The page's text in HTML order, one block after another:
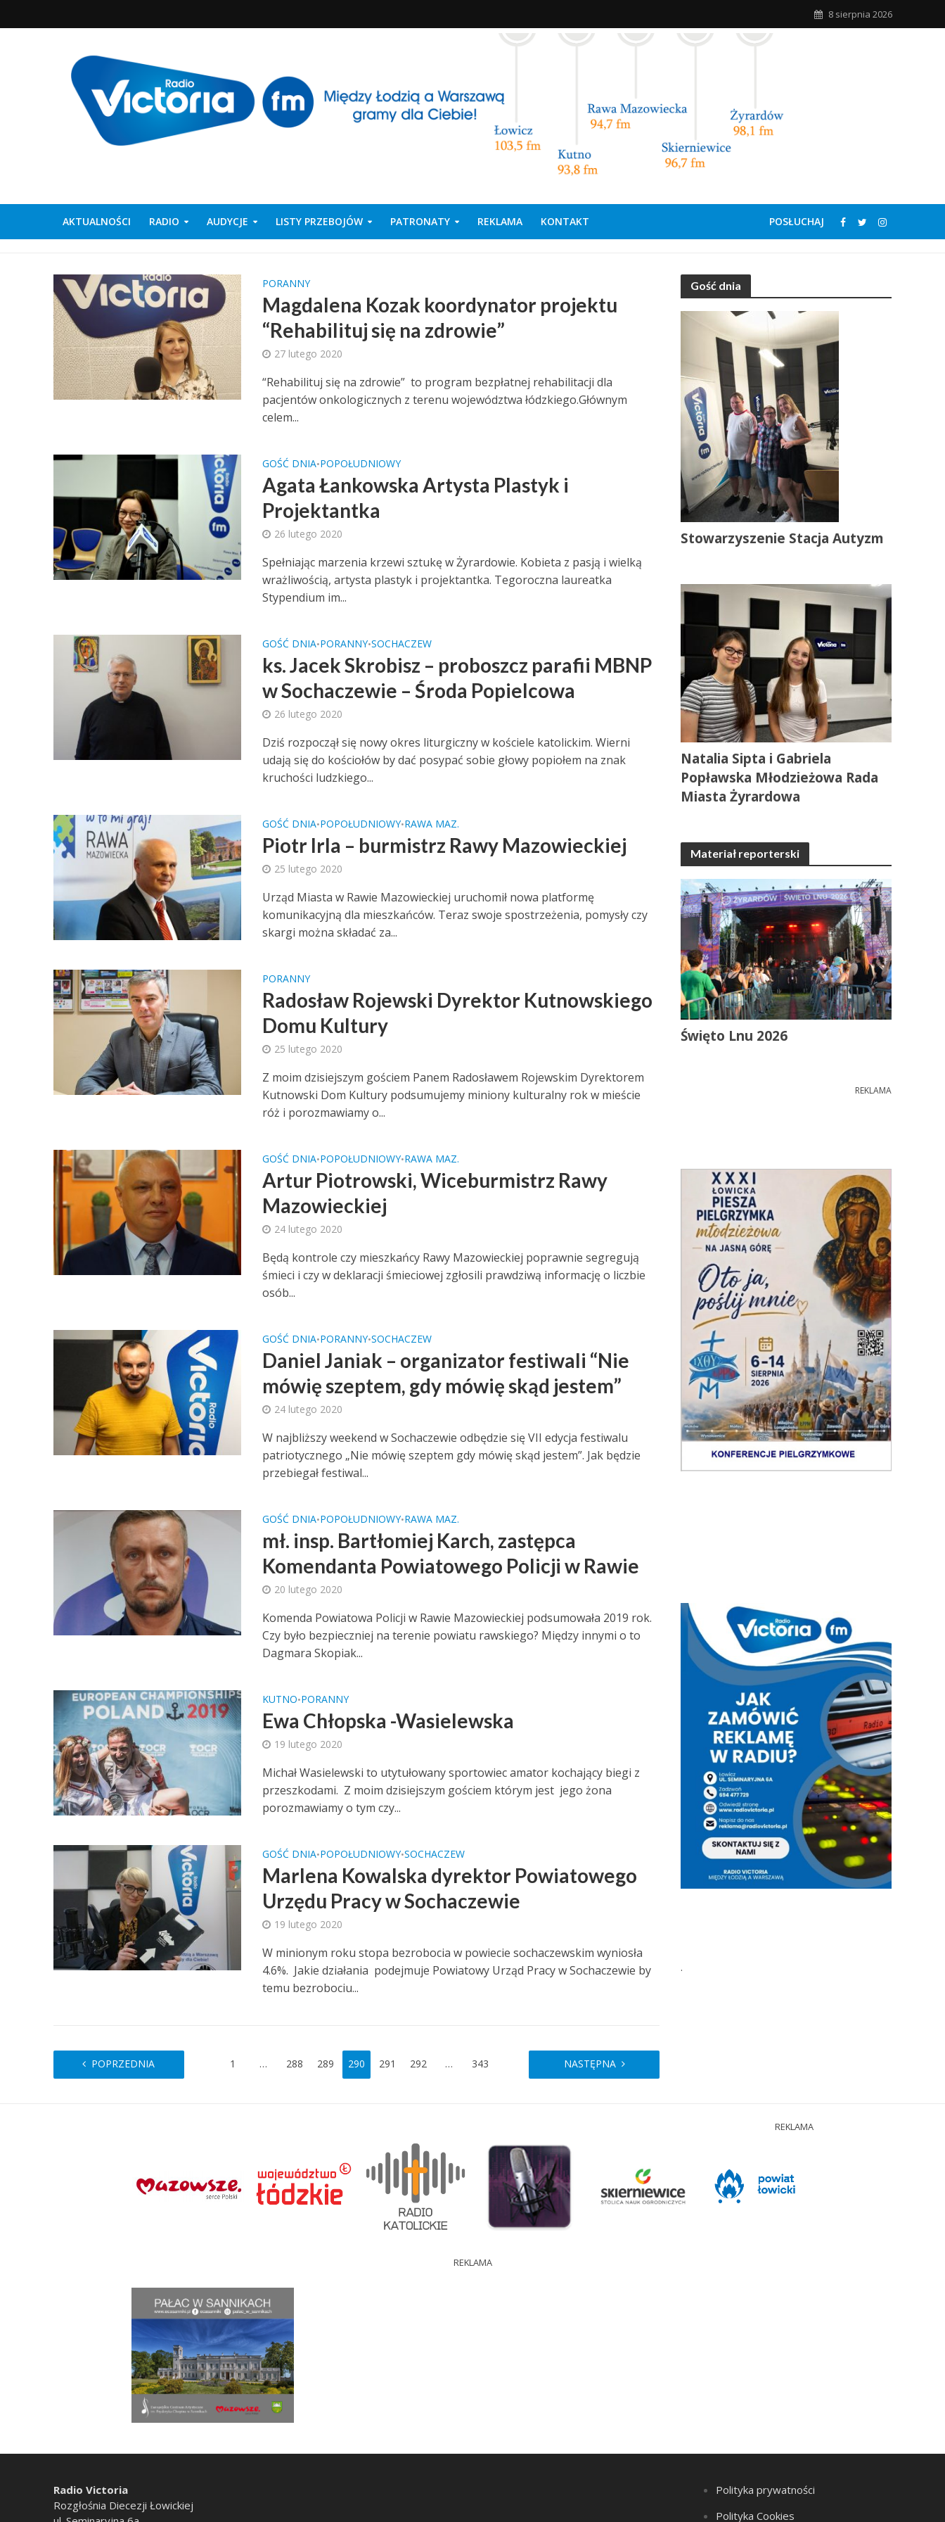
8 sierpnia 2026
AKTUALNOŚCI RADIO AUDYCJE LISTY PRZEBOJÓW PATRONATY REKLAMA KONTAKT POSŁUCHAJ
PORANNY
Magdalena Kozak koordynator projektu
“Rehabilituj się na zdrowie”
27 lutego 2020
“Rehabilituj się na zdrowie” to program bezpłatnej rehabilitacji dla
pacjentów onkologicznych z terenu województwa łódzkiego.Głównym
celem...
GOŚĆ DNIA•POPOŁUDNIOWY
Agata Łankowska Artysta Plastyk i
Projektantka
26 lutego 2020
Spełniając marzenia krzewi sztukę w Żyrardowie. Kobieta z pasją i wielką
wrażliwością, artysta plastyk i projektantka. Tegoroczna laureatka
Stypendium im...
GOŚĆ DNIA•PORANNY•SOCHACZEW
ks. Jacek Skrobisz – proboszcz parafii MBNP
w Sochaczewie – Środa Popielcowa
26 lutego 2020
Dziś rozpoczął się nowy okres liturgiczny w kościele katolickim. Wierni
udają się do kościołów by dać posypać sobie głowy popiołem na znak
kruchości ludzkiego...
GOŚĆ DNIA•POPOŁUDNIOWY•RAWA MAZ.
Piotr Irla – burmistrz Rawy Mazowieckiej
25 lutego 2020
Urząd Miasta w Rawie Mazowieckiej uruchomił nowa platformę
komunikacyjną dla mieszkańców. Teraz swoje spostrzeżenia, pomysły czy
skargi można składać za...
PORANNY
Radosław Rojewski Dyrektor Kutnowskiego
Domu Kultury
25 lutego 2020
Z moim dzisiejszym gościem Panem Radosławem Rojewskim Dyrektorem
Kutnowski Dom Kultury podsumujemy miniony kulturalny rok w mieście
róż i porozmawiamy o...
GOŚĆ DNIA•POPOŁUDNIOWY•RAWA MAZ.
Artur Piotrowski, Wiceburmistrz Rawy
Mazowieckiej
24 lutego 2020
Będą kontrole czy mieszkańcy Rawy Mazowieckiej poprawnie segregują
śmieci i czy w deklaracji śmieciowej zgłosili prawdziwą informację o liczbie
osób...
GOŚĆ DNIA•PORANNY•SOCHACZEW
Daniel Janiak – organizator festiwali “Nie
mówię szeptem, gdy mówię skąd jestem”
24 lutego 2020
W najbliższy weekend w Sochaczewie odbędzie się VII edycja festiwalu
patriotycznego „Nie mówię szeptem gdy mówię skąd jestem”. Jak będzie
przebiegał festiwal...
GOŚĆ DNIA•POPOŁUDNIOWY•RAWA MAZ.
mł. insp. Bartłomiej Karch, zastępca
Komendanta Powiatowego Policji w Rawie
20 lutego 2020
Komenda Powiatowa Policji w Rawie Mazowieckiej podsumowała 2019 rok.
Czy było bezpieczniej na terenie powiatu rawskiego? Między innymi o to
Dagmara Skopiak...
KUTNO•PORANNY
Ewa Chłopska -Wasielewska
19 lutego 2020
Michał Wasielewski to utytułowany sportowiec amator kochający biegi z
przeszkodami. Z moim dzisiejszym gościem którym jest jego żona
porozmawiamy o tym czy...
GOŚĆ DNIA•POPOŁUDNIOWY•SOCHACZEW
Marlena Kowalska dyrektor Powiatowego
Urzędu Pracy w Sochaczewie
19 lutego 2020
W minionym roku stopa bezrobocia w powiecie sochaczewskim wyniosła
4.6%. Jakie działania podejmuje Powiatowy Urząd Pracy w Sochaczewie by
temu bezrobociu...
POPRZEDNIA 1 … 288 289 290 291 292 … 343 NASTĘPNA
Gość dnia
Stowarzyszenie Stacja Autyzm
Natalia Sipta i Gabriela
Popławska Młodzieżowa Rada
Miasta Żyrardowa
Materiał reporterski
Święto Lnu 2026
REKLAMA
.
REKLAMA
REKLAMA
Radio Victoria
Rozgłośnia Diecezji Łowickiej
Polityka prywatności
Polityka Cookies